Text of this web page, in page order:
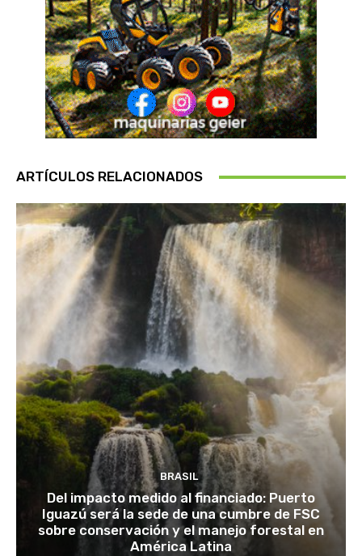
ARTÍCULOS RELACIONADOS
BRASIL
Del impacto medido al financiado: Puerto
Iguazú será la sede de una cumbre de FSC
sobre conservación y el manejo forestal en
América Latina